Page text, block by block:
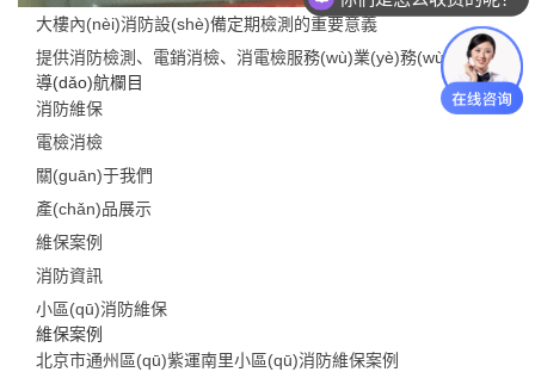
大樓內(nèi)消防設(shè)備定期檢測的重要意義
提供消防檢測、電銷消檢、消電檢服務(wù)業(yè)務(wù)
導(dǎo)航欄目
消防維保
電檢消檢
關(guān)于我們
產(chǎn)品展示
維保案例
消防資訊
小區(qū)消防維保
維保案例
北京市通州區(qū)紫運南里小區(qū)消防維保案例